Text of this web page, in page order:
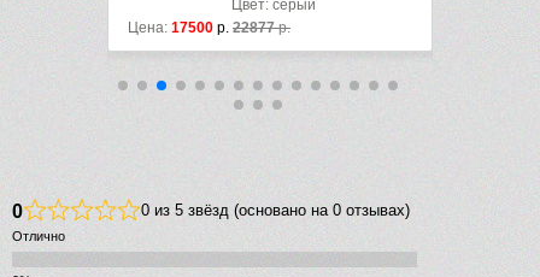
Цвет: серый
Цена: 17500 р. 22877р.
0 0 из 5 звёзд (основано на 0 отзывах)
Отлично